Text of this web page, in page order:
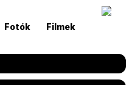
Fotók Filmek